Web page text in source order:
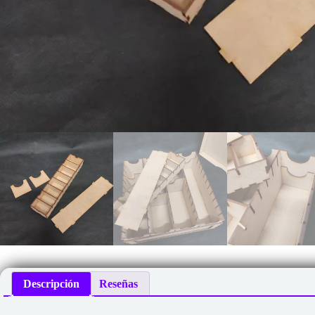
Descripción Reseñas